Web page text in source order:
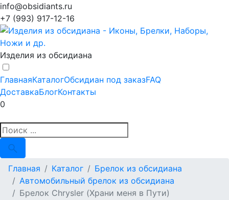
info@obsidiants.ru
+7 (993) 917-12-16
Изделия из обсидиана
ГлавнаяКаталогОбсидиан под заказFAQ
ДоставкаБлогКонтакты
0
Главная Каталог
Брелок из обсидиана
Автомобильный брелок из обсидиана
Брелок Chrysler (Храни меня в Пути)